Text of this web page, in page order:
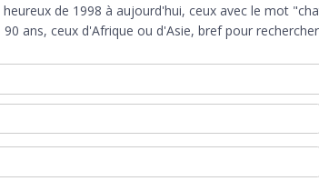
de 1998 à aujourd'hui, ceux avec le mot
90 ans, ceux d'Afrique ou d'Asie, bref pour